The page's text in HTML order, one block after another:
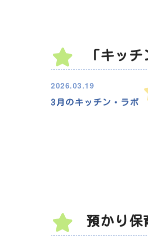
「キッ
2026.03.19
3月のキッチン・ラボ
預かり保